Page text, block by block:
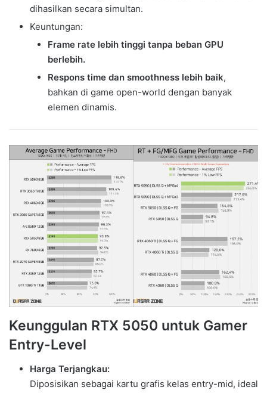
dihasilkan secara simultan.
Keuntungan:
Frame rate lebih tinggi tanpa beban GPU
berlebih.
Respons time dan smoothness lebih baik,
bahkan di game open-world dengan banyak
elemen dinamis.
Keunggulan RTX 5050 untuk Gamer
Entry-Level
Harga Terjangkau:
Diposisikan sebagai kartu grafis kelas entry-mid, ideal